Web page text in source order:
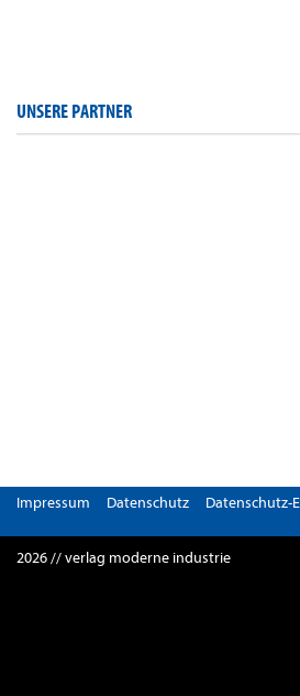
UNSERE PARTNER
Impressum Datenschutz Datenschutz-
2026 // verlag moderne industrie